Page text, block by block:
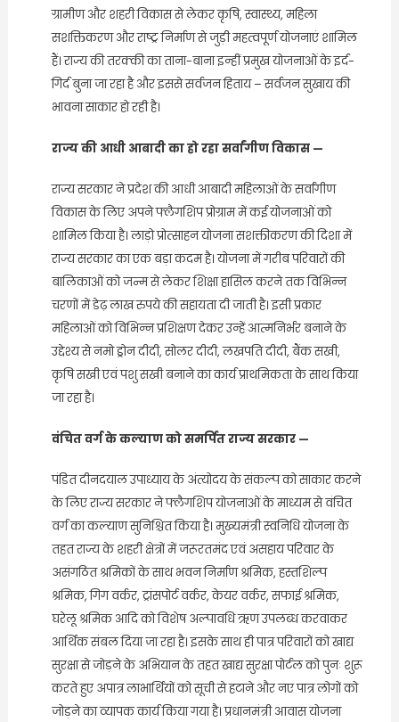
ग्रामीण और शहरी विकास से लेकर कृषि, स्वास्थ्य, महिला
सशक्तिकरण और राष्ट्र निर्माण से जुड़ी महत्वपूर्ण योजनाएं शामिल
हैं। राज्य की तरक्की का ताना-बाना इन्हीं प्रमुख योजनाओं के इर्द-
गिर्द बुना जा रहा है और इससे सर्वजन हिताय – सर्वजन सुखाय की
भावना साकार हो रही है।
राज्य की आधी आबादी का हो रहा सर्वांगीण विकास —
राज्य सरकार ने प्रदेश की आधी आबादी महिलाओं के सर्वांगीण
विकास के लिए अपने फ्लैगशिप प्रोग्राम में कई योजनाओं को
शामिल किया है। लाड़ो प्रोत्साहन योजना सशक्तीकरण की दिशा में
राज्य सरकार का एक बड़ा कदम है। योजना में गरीब परिवारों की
बालिकाओं को जन्म से लेकर शिक्षा हासिल करने तक विभिन्न
चरणों में डेढ़ लाख रुपये की सहायता दी जाती है। इसी प्रकार
महिलाओं को विभिन्न प्रशिक्षण देकर उन्हें आत्मनिर्भर बनाने के
उद्देश्य से नमो ड्रोन दीदी, सोलर दीदी, लखपति दीदी, बैंक सखी,
कृषि सखी एवं पशु सखी बनाने का कार्य प्राथमिकता के साथ किया
जा रहा है।
वंचित वर्ग के कल्याण को समर्पित राज्य सरकार —
पंडित दीनदयाल उपाध्याय के अंत्योदय के संकल्प को साकार करने
के लिए राज्य सरकार ने फ्लैगशिप योजनाओं के माध्यम से वंचित
वर्ग का कल्याण सुनिश्चित किया है। मुख्यमंत्री स्वनिधि योजना के
तहत राज्य के शहरी क्षेत्रों में जरूरतमंद एवं असहाय परिवार के
असंगठित श्रमिकों के साथ भवन निर्माण श्रमिक, हस्तशिल्प
श्रमिक, गिग वर्कर, ट्रांसपोर्ट वर्कर, केयर वर्कर, सफाई श्रमिक,
घरेलू श्रमिक आदि को विशेष अल्पावधि ऋण उपलब्ध करवाकर
आर्थिक संबल दिया जा रहा है। इसके साथ ही पात्र परिवारों को खाद्य
सुरक्षा से जोड़ने के अभियान के तहत खाद्य सुरक्षा पोर्टल को पुनः शुरू
करते हुए अपात्र लाभार्थियों को सूची से हटाने और नए पात्र लोगों को
जोड़ने का व्यापक कार्य किया गया है। प्रधानमंत्री आवास योजना